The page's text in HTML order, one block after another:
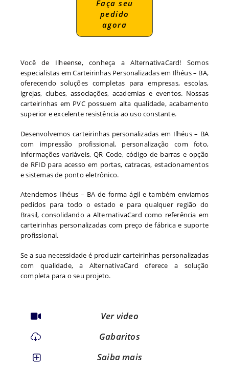
Faça seu
pedido
agora
Você de Ilheense, conheça a AlternativaCard! Somos
especialistas em Carteirinhas Personalizadas em Ilhéus – BA,
oferecendo soluções completas para empresas, escolas,
igrejas, clubes, associações, academias e eventos. Nossas
carteirinhas em PVC possuem alta qualidade, acabamento
superior e excelente resistência ao uso constante.
Desenvolvemos carteirinhas personalizadas em Ilhéus – BA
com impressão profissional, personalização com foto,
informações variáveis, QR Code, código de barras e opção
de RFID para acesso em portas, catracas, estacionamentos
e sistemas de ponto eletrônico.
Atendemos Ilhéus – BA de forma ágil e também enviamos
pedidos para todo o estado e para qualquer região do
Brasil, consolidando a AlternativaCard como referência em
carteirinhas personalizadas com preço de fábrica e suporte
profissional.
Se a sua necessidade é produzir carteirinhas personalizadas
com qualidade, a AlternativaCard oferece a solução
completa para o seu projeto.
Ver video
Gabaritos
Saiba mais